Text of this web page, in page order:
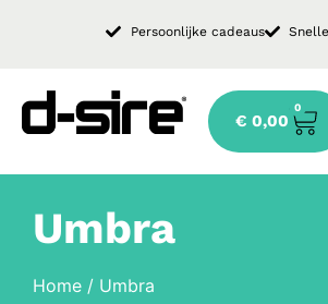
Persoonlijke cadeaus
€ 0,00
0
Umbra
Home / Umbra